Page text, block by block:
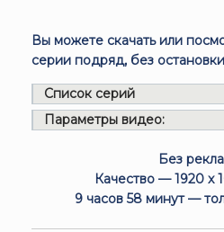
Вы можете скачать или
серии подряд, без
Список серий
Параметры видео:
Без
Качество — 1920 x
9 часов 58 минут —